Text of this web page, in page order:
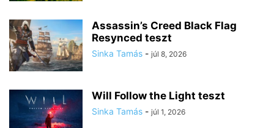
Assassin’s Creed Black Flag
Resynced teszt
Sinka Tamás - júl 8, 2026
Will Follow the Light teszt
Sinka Tamás - júl 1, 2026